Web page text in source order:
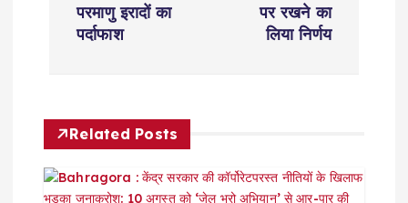
a
v
परमाणु इरादों का
पर्दाफाश
पर रखने का
लिया निर्णय
Related Posts